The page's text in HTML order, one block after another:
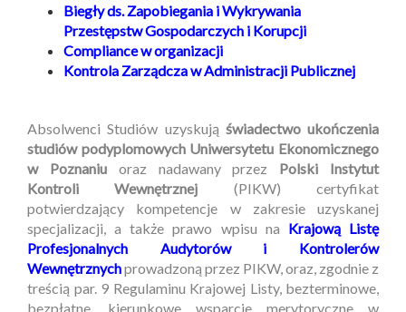
Biegły ds. Zapobiegania i Wykrywania
Przestępstw Gospodarczych i Korupcji
Compliance w organizacji
Kontrola Zarządcza w Administracji Publicznej
Absolwenci Studiów uzyskują świadectwo ukończenia
studiów podyplomowych Uniwersytetu Ekonomicznego
w Poznaniuoraz nadawany przez Polski Instytut
Kontroli Wewnętrznej (PIKW) certyfikat
potwierdzający kompetencje w zakresie uzyskanej
specjalizacji, a także prawo wpisu na Krajową Listę
Profesjonalnych Audytorów i Kontrolerów
Wewnętrznychprowadzoną przez PIKW, oraz, zgodnie z
treścią par. 9 Regulaminu Krajowej Listy, bezterminowe,
bezpłatne, kierunkowe wsparcie merytoryczne w